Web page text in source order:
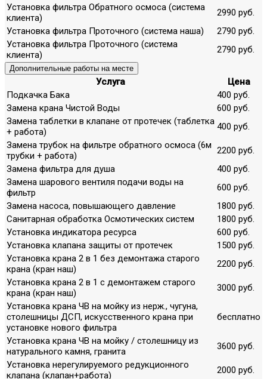
Установка фильтра Обратного осмоса (система
клиента)
2990 руб.
Установка фильтра Проточного (система наша)
2790 руб.
Установка фильтра Проточного (система
клиента)
2790 руб.
Дополнительные работы на месте
Услуга
Цена
Подкачка Бака
400 руб.
Замена крана Чистой Воды
600 руб.
Замена таблетки в клапане от протечек (таблетка
+ работа)
400 руб.
Замена трубок на фильтре обратного осмоса (6м
трубки + работа)
2200 руб.
Замена фильтра для душа
400 руб.
Замена шарового вентиля подачи воды на
фильтр
600 руб.
Замена насоса, повышающего давление
1800 руб.
Санитарная обработка Осмотических систем
1800 руб.
Установка индикатора ресурса
600 руб.
Установка клапана защиты от протечек
1500 руб.
Установка крана 2 в 1 без демонтажа старого
крана (кран наш)
2200 руб.
Установка крана 2 в 1 с демонтажем старого
крана (кран наш)
3000 руб.
Установка крана ЧВ на мойку из нерж., чугуна,
столешницы ДСП, искусственного крана при
установке нового фильтра
бесплатно
Установка крана ЧВ на мойку / столешницу из
натурального камня, гранита
3600 руб.
Установка нерегулируемого редукционного
клапана (клапан+работа)
2000 руб.